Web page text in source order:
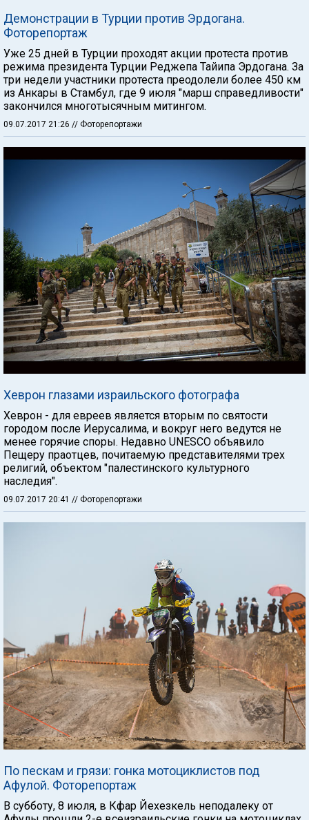
Демонстрации в Турции против Эрдогана.
Фоторепортаж
Уже 25 дней в Турции проходят акции протеста против
режима президента Турции Реджепа Тайипа Эрдогана. За
три недели участники протеста преодолели более 450 км
из Анкары в Стамбул, где 9 июля "марш справедливости"
закончился многотысячным митингом.
09.07.2017 21:26 // Фоторепортажи
Хеврон глазами израильского фотографа
Хеврон - для евреев является вторым по святости
городом после Иерусалима, и вокруг него ведутся не
менее горячие споры. Недавно UNESCO объявило
Пещеру праотцев, почитаемую представителями трех
религий, объектом "палестинского культурного
наследия".
09.07.2017 20:41 // Фоторепортажи
По пескам и грязи: гонка мотоциклистов под
Афулой. Фоторепортаж
В субботу, 8 июля, в Кфар Йехезкель неподалеку от